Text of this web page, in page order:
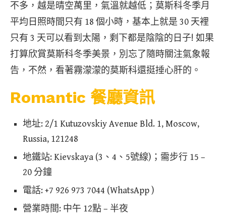
不多，越是晴空萬里，氣溫就越低；莫斯科冬季月
平均日照時間只有 18 個小時，基本上就是 30 天裡
只有 3 天可以看到太陽，剩下都是陰陰的日子! 如果
打算欣賞莫斯科冬季美景，別忘了隨時關注氣象報
告，不然，看著霧濛濛的莫斯科還挺捶心肝的。
Romantic 餐廳資訊
地址: 2/1 Kutuzovskiy Avenue Bld. 1, Moscow,
Russia, 121248
地鐵站: Kievskaya (3、4、5號線)；需步行 15 –
20 分鐘
電話: +7 926 973 7044 (WhatsApp )
營業時間: 中午 12點 – 半夜